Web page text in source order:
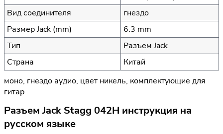
Вид соединителя
гнездо
Размер Jack (mm)
6.3 mm
Тип
Разъем Jack
Страна
Китай
моно, гнездо аудио, цвет никель, комплектующие для
гитар
Разъем Jack Stagg 042H инструкция на
русском языке